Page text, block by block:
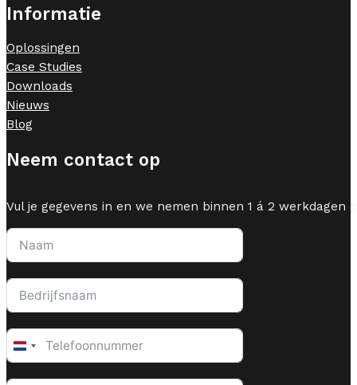
Informatie
Oplossingen
Case Studies
Downloads
Nieuws
Blog
Neem contact op
Vul je gegevens in en we nemen binnen 1 á 2 werkdagen
Netherlands